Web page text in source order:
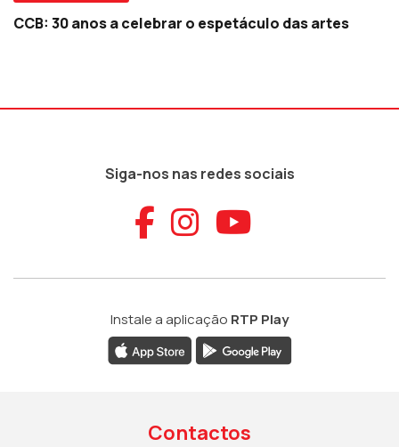
CCB: 30 anos a celebrar o espetáculo das artes
Siga-nos nas redes sociais
Aceder ao
Aceder ao
Aceder
Instale a aplicação RTP Play
Contactos